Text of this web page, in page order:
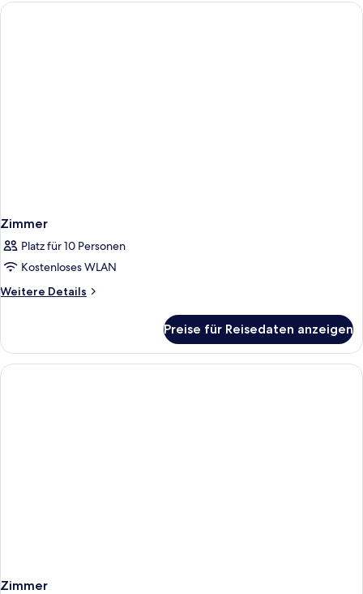
Zimmer
Platz für 10 Personen
Kostenloses WLAN
Weitere Details
Weitere
Preise für Reisedaten anzeigen
Zimmer